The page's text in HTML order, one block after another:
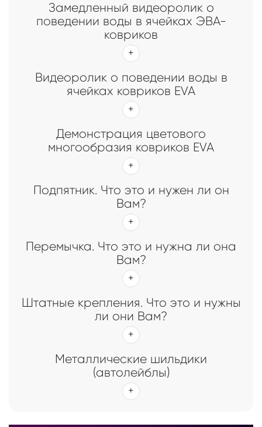
Замедленный видеоролик о
поведении воды в ячейках ЭВА-
ковриков
Видеоролик о поведении воды в
ячейках ковриков EVA
Демонстрация цветового
многообразия ковриков EVA
Подпятник. Что это и нужен ли он
Вам?
Перемычка. Что это и нужна ли она
Вам?
Штатные крепления. Что это и нужны
ли они Вам?
Металлические шильдики
(автолейблы)